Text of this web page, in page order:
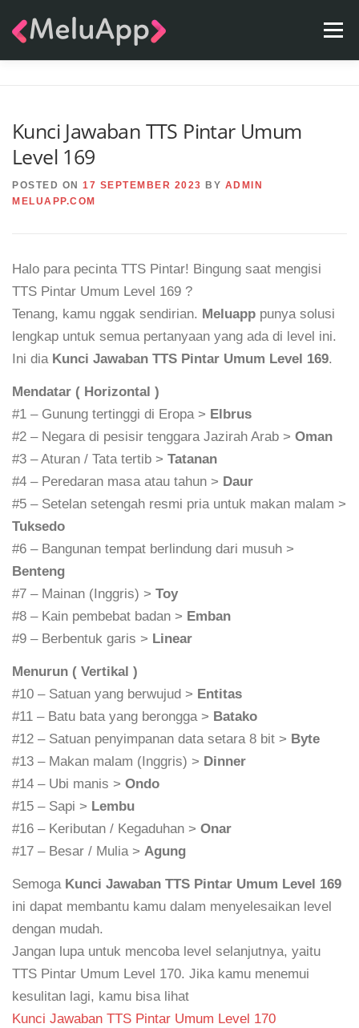
Menu
Kunci Jawaban TTS Pintar Umum
Level 169
POSTED ON 17 SEPTEMBER 2023 BY ADMIN
MELUAPP.COM
Halo para pecinta TTS Pintar! Bingung saat mengisi
TTS Pintar Umum Level 169 ?
Tenang, kamu nggak sendirian. Meluapp punya solusi
lengkap untuk semua pertanyaan yang ada di level ini.
Ini dia Kunci Jawaban TTS Pintar Umum Level 169.
Mendatar ( Horizontal )
#1 – Gunung tertinggi di Eropa > Elbrus
#2 – Negara di pesisir tenggara Jazirah Arab > Oman
#3 – Aturan / Tata tertib > Tatanan
#4 – Peredaran masa atau tahun > Daur
#5 – Setelan setengah resmi pria untuk makan malam >
Tuksedo
#6 – Bangunan tempat berlindung dari musuh >
Benteng
#7 – Mainan (Inggris) > Toy
#8 – Kain pembebat badan > Emban
#9 – Berbentuk garis > Linear
Menurun ( Vertikal )
#10 – Satuan yang berwujud > Entitas
#11 – Batu bata yang berongga > Batako
#12 – Satuan penyimpanan data setara 8 bit > Byte
#13 – Makan malam (Inggris) > Dinner
#14 – Ubi manis > Ondo
#15 – Sapi > Lembu
#16 – Keributan / Kegaduhan > Onar
#17 – Besar / Mulia > Agung
Semoga Kunci Jawaban TTS Pintar Umum Level 169
ini dapat membantu kamu dalam menyelesaikan level
dengan mudah.
Jangan lupa untuk mencoba level selanjutnya, yaitu
TTS Pintar Umum Level 170. Jika kamu menemui
kesulitan lagi, kamu bisa lihat
Kunci Jawaban TTS Pintar Umum Level 170